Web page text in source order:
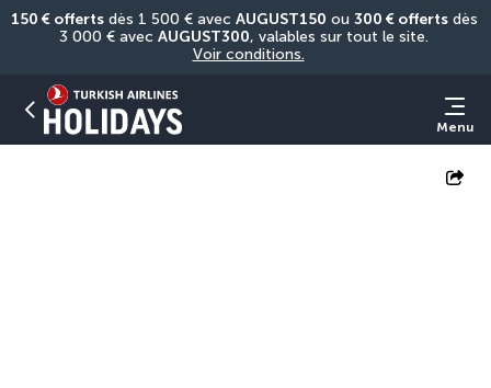
150 € offerts dès 1 500 € avec AUGUST150 ou 300 € offerts dès
3 000 € avec AUGUST300
Voir conditions.
Menu